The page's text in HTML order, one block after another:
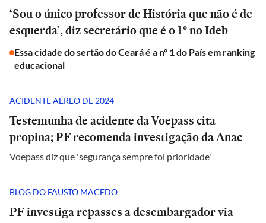
‘Sou o único professor de História que não é de
esquerda’, diz secretário que é o 1º no Ideb
Essa cidade do sertão do Ceará é a nº 1 do País em ranking
educacional
ACIDENTE AÉREO DE 2024
Testemunha de acidente da Voepass cita
propina; PF recomenda investigação da Anac
Voepass diz que 'segurança sempre foi prioridade'
BLOG DO FAUSTO MACEDO
PF investiga repasses a desembargador via